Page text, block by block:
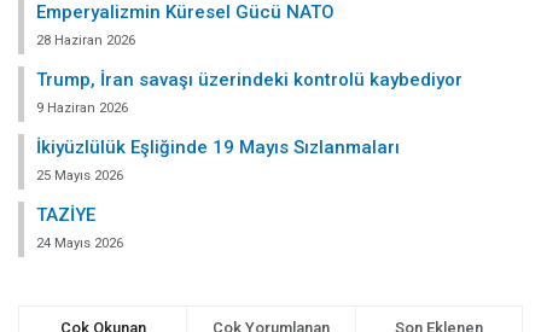
Emperyalizmin Küresel Gücü NATO
28 Haziran 2026
Trump, İran savaşı üzerindeki kontrolü kaybediyor
9 Haziran 2026
İkiyüzlülük Eşliğinde 19 Mayıs Sızlanmaları
25 Mayıs 2026
TAZİYE
24 Mayıs 2026
Çok Okunan Çok Yorumlanan Son Eklenen